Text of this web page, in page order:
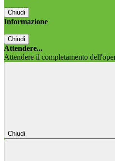
Chiudi
Informazione
Chiudi
Attendere...
Attendere il completamento
Chiudi